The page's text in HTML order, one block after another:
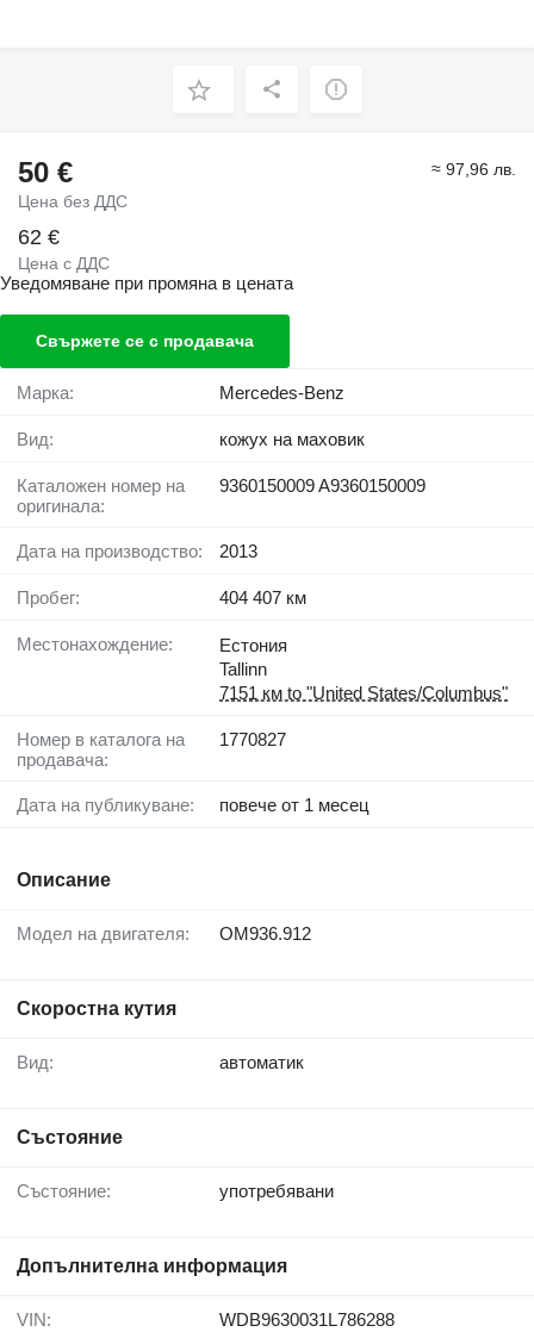
50 €
Цена без ДДС
≈ 97,96 лв.
62 €
Цена с ДДС
Уведомяване при промяна в цената
Свържете се с продавача
Марка: Mercedes-Benz
Вид: кожух на маховик
Каталожен номер на
оригинала:
9360150009 A9360150009
Дата на производство: 2013
Пробег: 404 407 км
Местонахождение:
Естония
Tallinn
7151 км to "United States/Columbus"
Номер в каталога на
продавача:
1770827
Дата на публикуване: повече от 1 месец
Описание
Модел на двигателя: OM936.912
Скоростна кутия
Вид: автоматик
Състояние
Състояние: употребявани
Допълнителна информация
VIN: WDB9630031L786288